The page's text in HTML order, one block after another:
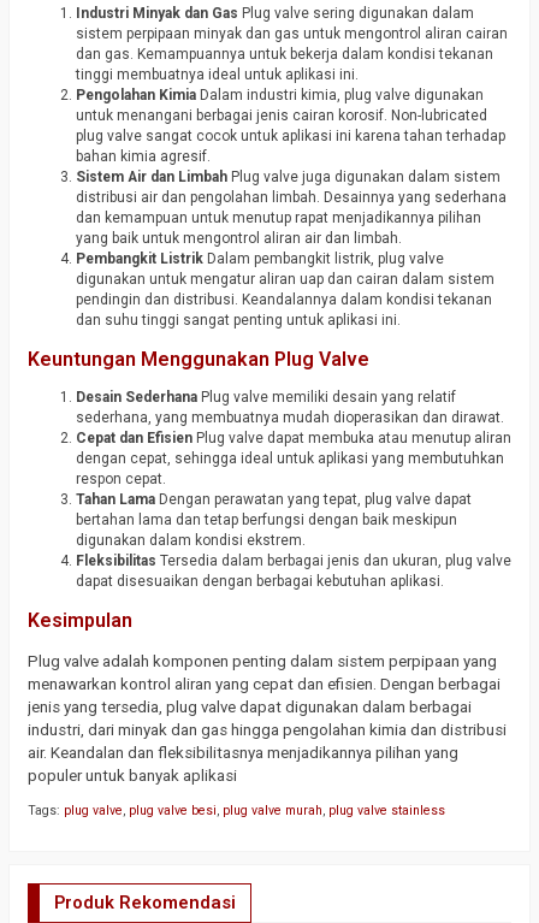
Industri Minyak dan Gas Plug valve sering digunakan dalam
sistem perpipaan minyak dan gas untuk mengontrol aliran cairan
dan gas. Kemampuannya untuk bekerja dalam kondisi tekanan
tinggi membuatnya ideal untuk aplikasi ini.
Pengolahan Kimia Dalam industri kimia, plug valve digunakan
untuk menangani berbagai jenis cairan korosif. Non-lubricated
plug valve sangat cocok untuk aplikasi ini karena tahan terhadap
bahan kimia agresif.
Sistem Air dan Limbah Plug valve juga digunakan dalam sistem
distribusi air dan pengolahan limbah. Desainnya yang sederhana
dan kemampuan untuk menutup rapat menjadikannya pilihan
yang baik untuk mengontrol aliran air dan limbah.
Pembangkit Listrik Dalam pembangkit listrik, plug valve
digunakan untuk mengatur aliran uap dan cairan dalam sistem
pendingin dan distribusi. Keandalannya dalam kondisi tekanan
dan suhu tinggi sangat penting untuk aplikasi ini.
Keuntungan Menggunakan Plug Valve
Desain Sederhana Plug valve memiliki desain yang relatif
sederhana, yang membuatnya mudah dioperasikan dan dirawat.
Cepat dan Efisien Plug valve dapat membuka atau menutup aliran
dengan cepat, sehingga ideal untuk aplikasi yang membutuhkan
respon cepat.
Tahan Lama Dengan perawatan yang tepat, plug valve dapat
bertahan lama dan tetap berfungsi dengan baik meskipun
digunakan dalam kondisi ekstrem.
Fleksibilitas Tersedia dalam berbagai jenis dan ukuran, plug valve
dapat disesuaikan dengan berbagai kebutuhan aplikasi.
Kesimpulan
Plug valve adalah komponen penting dalam sistem perpipaan yang
menawarkan kontrol aliran yang cepat dan efisien. Dengan berbagai
jenis yang tersedia, plug valve dapat digunakan dalam berbagai
industri, dari minyak dan gas hingga pengolahan kimia dan distribusi
air. Keandalan dan fleksibilitasnya menjadikannya pilihan yang
populer untuk banyak aplikasi
Tags: plug valve, plug valve besi, plug valve murah, plug valve stainless
Produk Rekomendasi